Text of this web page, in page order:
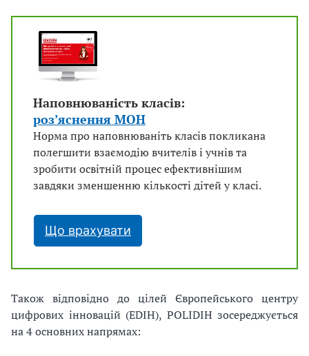
Наповнюваність класів:
роз’яснення МОН
Норма про наповнюваніть класів покликана
полегшити взаємодію вчителів і учнів та
зробити освітній процес ефективнішим
завдяки зменшенню кількості дітей у класі.
Що врахувати
Також відповідно до цілей Європейського центру
цифрових інновацій (EDIH), POLIDIH зосереджується
на 4 основних напрямах: